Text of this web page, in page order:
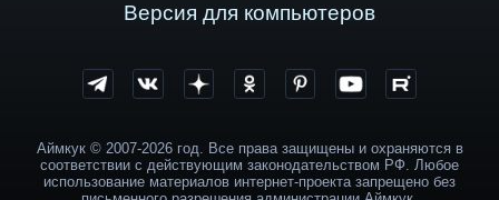
Версия для компьютеров
Аймкук © 2007-2026 год. Все права защищены и охраняются в
соответствии с действующим законодательством РФ. Любое
использование материалов интернет-проекта запрещено без